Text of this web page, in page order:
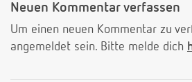
Neuen Kommentar verfassen
Um einen neuen Kommentar zu
angemeldet sein. Bitte melde dich